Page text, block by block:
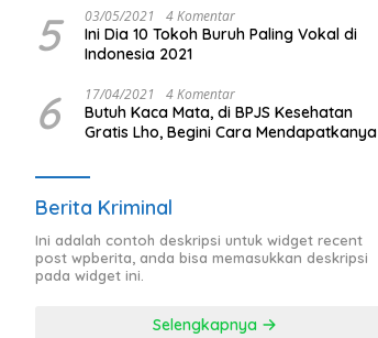
5 03/05/2021 4 Komentar
Ini Dia 10 Tokoh Buruh Paling Vokal di
Indonesia 2021
6 17/04/2021 4 Komentar
Butuh Kaca Mata, di BPJS Kesehatan
Gratis Lho, Begini Cara Mendapatkanya
Berita Kriminal
Ini adalah contoh deskripsi untuk widget recent
post wpberita, anda bisa memasukkan deskripsi
pada widget ini.
Selengkapnya